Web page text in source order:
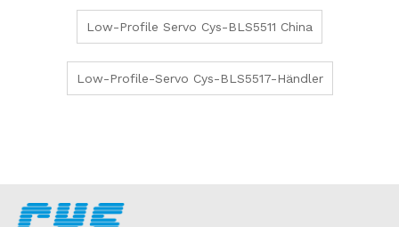
Low-Profile Servo Cys-BLS5511 China
Low-Profile-Servo Cys-BLS5517-Händler